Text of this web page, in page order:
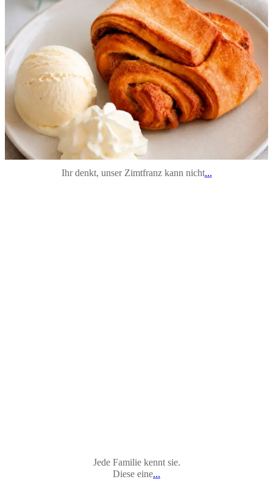
Ihr denkt, unser Zimtfranz kann nicht...
Jede Familie kennt sie.
Diese eine...